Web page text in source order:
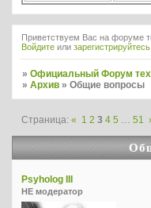
Приветствуем Вас на форуме
Войдите или зарегистрируйтесь
»Официальный Форум
»Архив »Общие вопросы
Страница:« 1 2 3 4 5 … 51
Psyholog III
НЕ модератор